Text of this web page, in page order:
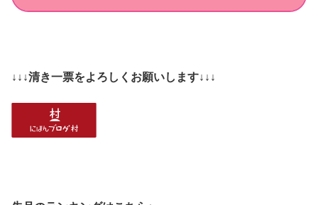
↓↓↓清き一票をよろしくお願いします↓↓↓